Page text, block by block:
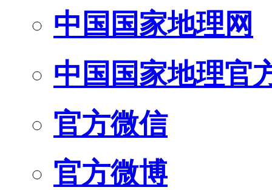
中国国家地理网
中国国家地理官
官方微信
官方微博